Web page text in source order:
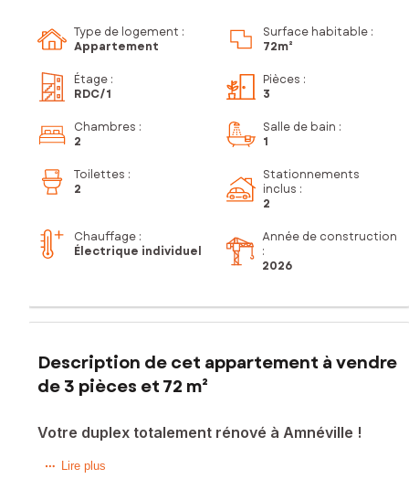
Type de logement :
Appartement
Surface habitable :
72m²
Étage :
RDC/1
Pièces :
3
Chambres :
2
Salle de bain :
1
Toilettes :
2
Stationnements
inclus :
2
Chauffage :
Électrique individuel
Année de construction
:
2026
Description de cet appartement à vendre
de 3 pièces et 72 m²
Votre duplex totalement rénové à Amnéville !
Sur la commune d'Amnéville, proche des axes autoroutiers
Lire plus